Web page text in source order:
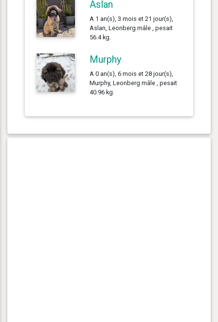
Aslan
A 1 an(s), 3 mois et 21 jour(s),
Aslan, Leonberg mâle , pesait
56.4 kg.
Murphy
A 0 an(s), 6 mois et 28 jour(s),
Murphy, Leonberg mâle , pesait
40.96 kg.